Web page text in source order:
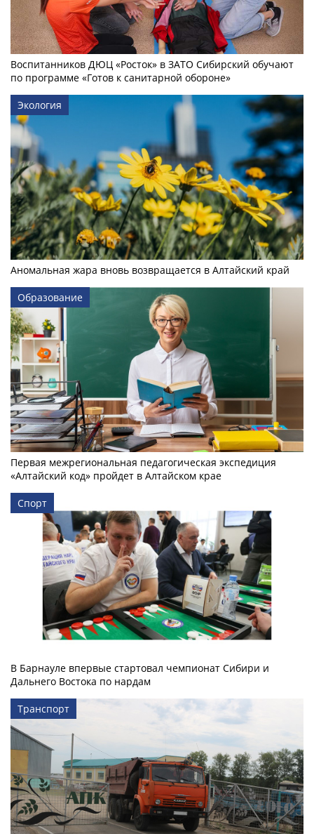
Воспитанников ДЮЦ «Росток» в ЗАТО Сибирский обучают
по программе «Готов к санитарной обороне»
Экология
Аномальная жара вновь возвращается в Алтайский край
Образование
Первая межрегиональная педагогическая экспедиция
«Алтайский код» пройдет в Алтайском крае
Спорт
В Барнауле впервые стартовал чемпионат Сибири и
Дальнего Востока по нардам
Транспорт